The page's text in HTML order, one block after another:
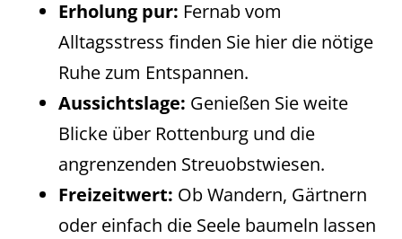
Erholung pur: Fernab vom
Alltagsstress finden Sie hier die nötige
Ruhe zum Entspannen.
Aussichtslage: Genießen Sie weite
Blicke über Rottenburg und die
angrenzenden Streuobstwiesen.
Freizeitwert: Ob Wandern, Gärtnern
oder einfach die Seele baumeln lassen